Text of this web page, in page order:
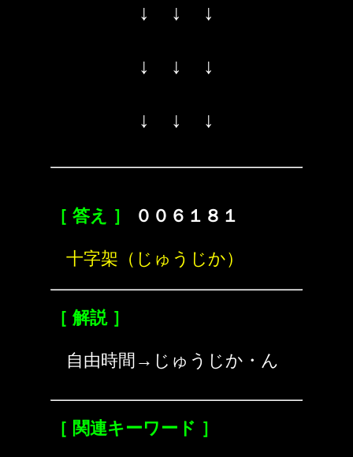
↓ ↓ ↓
↓ ↓ ↓
↓ ↓ ↓
［ 答え ］ ００６１８１
十字架（じゅうじか）
［ 解説 ］
自由時間→じゅうじか・ん
［ 関連キーワード ］